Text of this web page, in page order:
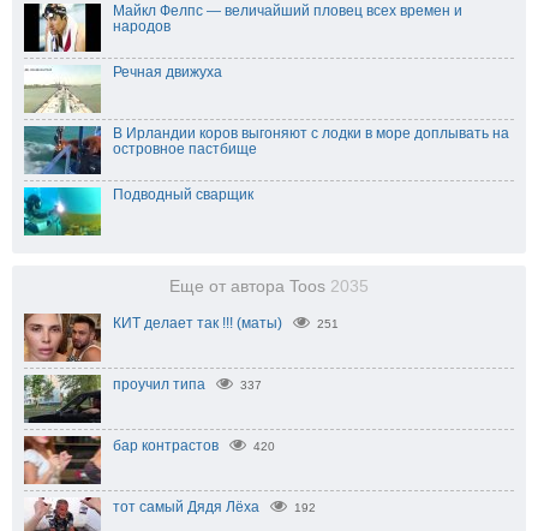
Майкл Фелпс — величайший пловец всех времен и
народов
Речная движуха
В Ирландии коров выгоняют с лодки в море доплывать на
островное пастбище
Подводный сварщик
Еще от автора Toos 2035
КИТ делает так !!! (маты) 251
проучил типа 337
бар контрастов 420
тот самый Дядя Лёха 192